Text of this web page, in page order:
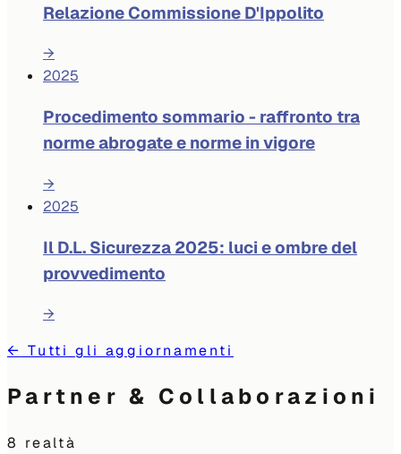
Relazione Commissione D'Ippolito
→
2025
Procedimento sommario - raffronto tra
norme abrogate e norme in vigore
→
2025
Il D.L. Sicurezza 2025: luci e ombre del
provvedimento
→
← Tutti gli aggiornamenti
Partner & Collaborazioni
8 realtà